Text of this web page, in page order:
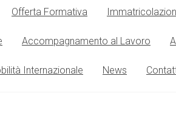
Offerta Formativa
Accompagnamento al Lavoro
Internazionale News